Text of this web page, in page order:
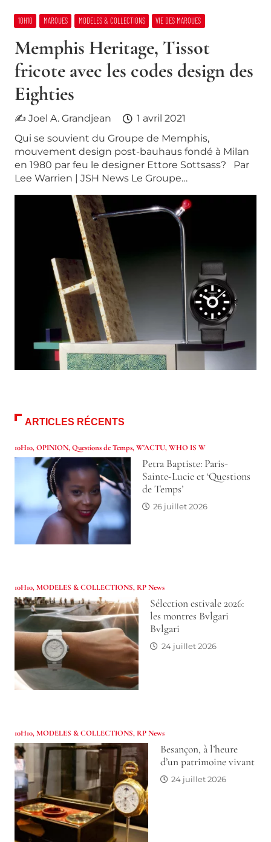
10H10 MARQUES MODELES & COLLECTIONS VIE DES MARQUES
Memphis Heritage, Tissot
fricote avec les codes design des
Eighties
✍ Joel A. Grandjean
1 avril 2021
Qui se souvient du Groupe de Memphis,
mouvement design post-bauhaus fondé à Milan
en 1980 par feu le designer Ettore Sottsass? Par
Lee Warrien | JSH News Le Groupe…
ARTICLES RÉCENTS
10H10,OPINION,Questions de Temps,W'ACTU,WHO IS W
Petra Baptiste: Paris-
Sainte-Lucie et ‘Questions
de Temps’
26 juillet 2026
10H10,MODELES & COLLECTIONS, RP News
Sélection estivale 2026:
les montres Bvlgari
Bvlgari
24 juillet 2026
10H10,MODELES & COLLECTIONS, RP News
Besançon, à l’heure
d’un patrimoine vivant
24 juillet 2026